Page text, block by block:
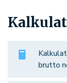
brutto